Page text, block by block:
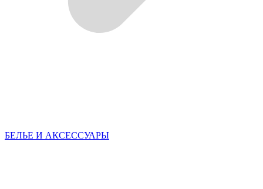
БЕЛЬЕ И АКСЕССУАРЫ